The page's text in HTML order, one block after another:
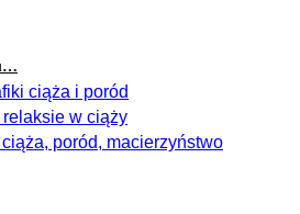
ciąża i poród
relaksie w ciąży
poród, macierzyństwo